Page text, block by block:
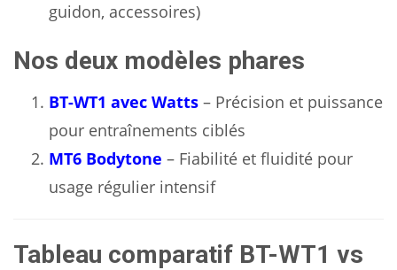
guidon, accessoires)
Nos deux modèles phares
BT-WT1 avec Watts – Précision et puissance
pour entraînements ciblés
MT6 Bodytone – Fiabilité et fluidité pour
usage régulier intensif
Tableau comparatif BT-WT1 vs